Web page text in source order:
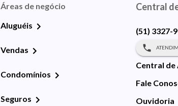
Áreas de negócio
Aluguéis
Vendas
Condomínios
Seguros
Central
(51) 3327-
Central de
Fale
Ouvidoria